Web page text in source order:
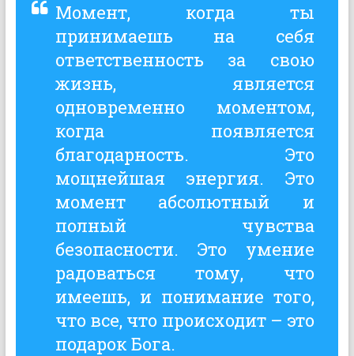
Момент, когда ты
принимаешь на себя
ответственность за свою
жизнь, является
одновременно моментом,
когда появляется
благодарность. Это
мощнейшая энергия. Это
момент абсолютный и
полный чувства
безопасности. Это умение
радоваться тому, что
имеешь, и понимание того,
что все, что происходит – это
подарок Бога.